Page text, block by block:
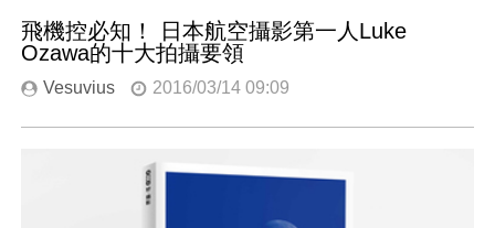
飛機控必知！ 日本航空攝影第一人Luke
Ozawa的十大拍攝要領
Vesuvius 2016/03/14 09:09